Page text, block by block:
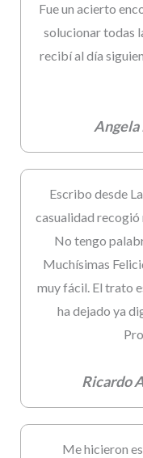
Fue un acierto
solucionar todas
recibí al día
Angela
Escribo desde
casualidad
No tengo
Muchísimas
muy fácil. El trato
ha dejado ya
Ricardo
Me hicieron